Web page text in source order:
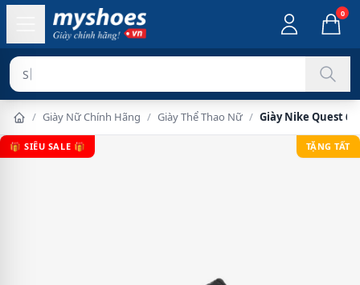
0
Sản phẩm ch
/ Giày Nữ Chính Hãng / Giày Thể Thao Nữ / Giày Nike Quest 6
🎁 SIÊU SALE 🎁 TẶNG TẤT